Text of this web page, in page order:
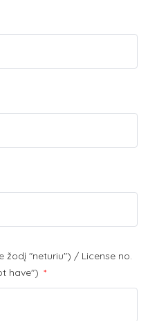
žodį "neturiu") / License no.
have") *